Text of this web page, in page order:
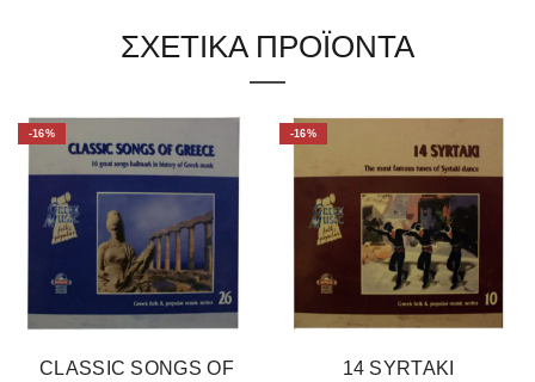
ΣΧΕΤΙΚΑ ΠΡΟΪΟΝΤΑ
-16%
CLASSIC SONGS OF
-16%
14 SYRTAKI